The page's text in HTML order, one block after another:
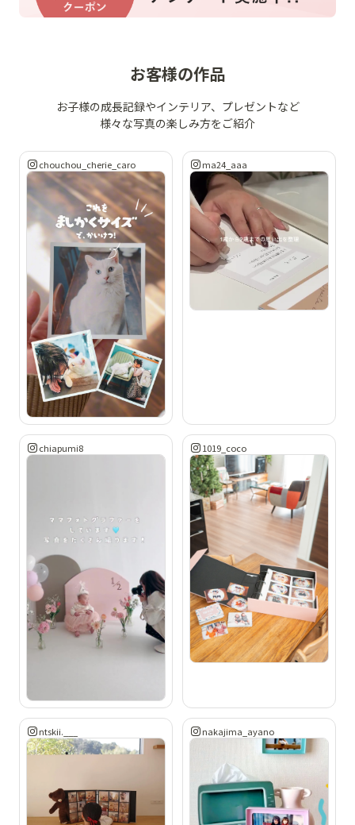
お客様の作品
お子様の成長記録やインテリア、プレゼントなど
様々な写真の楽しみ方をご紹介
chouchou_cherie_caro ma24_aaa
chiapumi8 1019_coco
ntskii.___ nakajima_ayano